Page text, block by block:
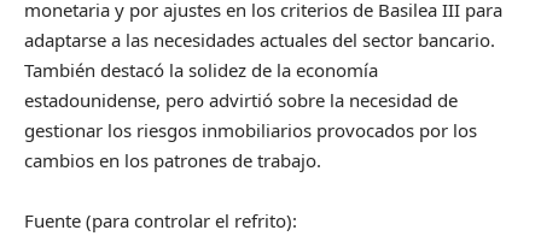
monetaria y por ajustes en los criterios de Basilea III para
adaptarse a las necesidades actuales del sector bancario.
También destacó la solidez de la economía
estadounidense, pero advirtió sobre la necesidad de
gestionar los riesgos inmobiliarios provocados por los
cambios en los patrones de trabajo.
Fuente (para controlar el refrito):